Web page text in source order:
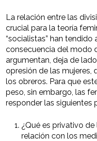
La relación entre las
crucial para la teoría
“socialistas” han tendido
consecuencia del modo
argumentan, deja de
opresión de las mujeres,
los obreros. Para que
peso, sin embargo, las
responder las siguientes
¿Qué es privativo
relación con los